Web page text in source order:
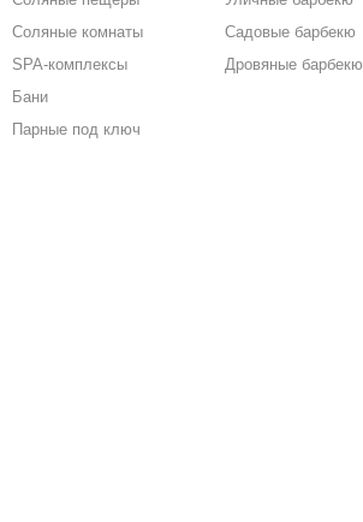
Соляные комнаты
SPA-комплексы
Бани
Парные под ключ
Садовые барбекю
Дровяные барбекю